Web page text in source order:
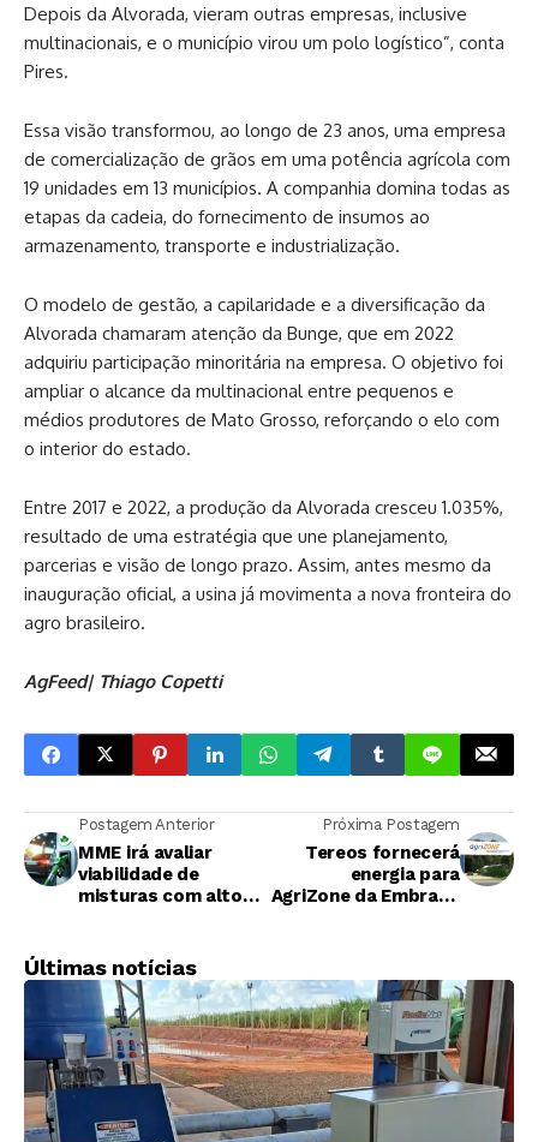
Depois da Alvorada, vieram outras empresas, inclusive
multinacionais, e o município virou um polo logístico”, conta
Pires.
Essa visão transformou, ao longo de 23 anos, uma empresa
de comercialização de grãos em uma potência agrícola com
19 unidades em 13 municípios. A companhia domina todas as
etapas da cadeia, do fornecimento de insumos ao
armazenamento, transporte e industrialização.
O modelo de gestão, a capilaridade e a diversificação da
Alvorada chamaram atenção da Bunge, que em 2022
adquiriu participação minoritária na empresa. O objetivo foi
ampliar o alcance da multinacional entre pequenos e
médios produtores de Mato Grosso, reforçando o elo com
o interior do estado.
Entre 2017 e 2022, a produção da Alvorada cresceu 1.035%,
resultado de uma estratégia que une planejamento,
parcerias e visão de longo prazo. Assim, antes mesmo da
inauguração oficial, a usina já movimenta a nova fronteira do
agro brasileiro.
AgFeed| Thiago Copetti
Postagem Anterior
MME irá avaliar
viabilidade de
misturas com altos
Próxima Postagem
Tereos fornecerá
energia para
AgriZone da Embrapa
Últimas notícias